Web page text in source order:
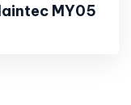
MY05